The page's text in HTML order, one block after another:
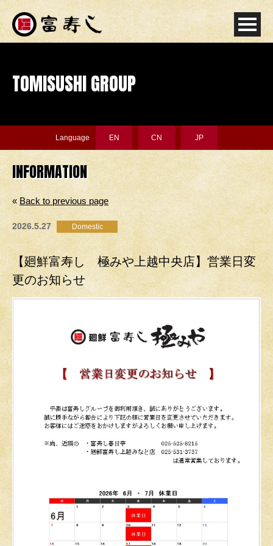
TOMISUSHI GROUP
Language EN CN JP
INFORMATION
« Back to previous page
2026.5.27 Domestic
【廻鮮富寿し 極みや上越中央店】営業日変
更のお知らせ